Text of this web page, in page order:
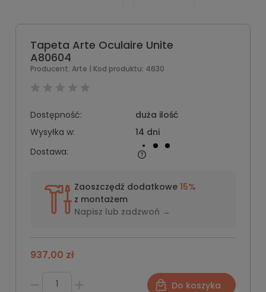
Tapeta Arte Oculaire Unite
A80604
Producent: Arte | Kod produktu: 4630
Dostępność:
duża ilość
Wysyłka w:
14 dni
Dostawa:
Zaoszczędź dodatkowe 15%
z montażem
Napisz lub zadzwoń →
937,00 zł
Do koszyka